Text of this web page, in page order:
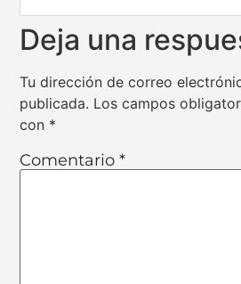
Deja una
Tu dirección de correo
publicada. Los campos
con *
Comentario*